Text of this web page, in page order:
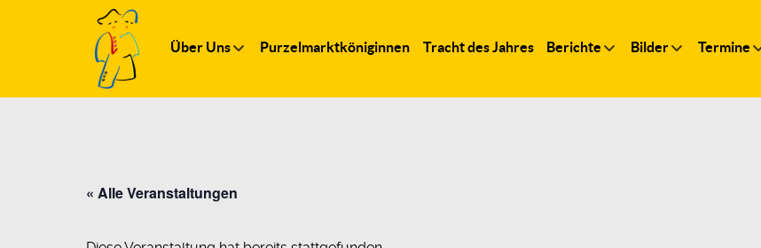
Über Uns Purzelmarktköniginnen Tracht des Jahres Berichte Bilder Termine
« Alle Veranstaltungen